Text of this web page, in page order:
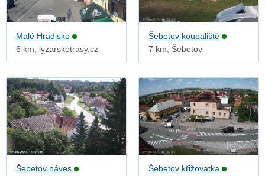
Malé Hradisko
6 km, lyzarsketrasy.cz
Šebetov koupaliště
7 km, Šebetov
Šebetov náves
Šebetov křižovatka